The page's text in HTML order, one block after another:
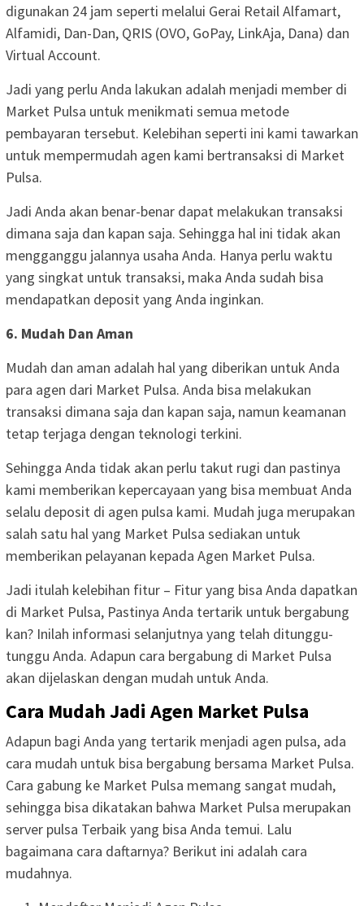
digunakan 24 jam seperti melalui Gerai Retail Alfamart,
Alfamidi, Dan-Dan, QRIS (OVO, GoPay, LinkAja, Dana) dan
Virtual Account.
Jadi yang perlu Anda lakukan adalah menjadi member di
Market Pulsa untuk menikmati semua metode
pembayaran tersebut. Kelebihan seperti ini kami tawarkan
untuk mempermudah agen kami bertransaksi di Market
Pulsa.
Jadi Anda akan benar-benar dapat melakukan transaksi
dimana saja dan kapan saja. Sehingga hal ini tidak akan
mengganggu jalannya usaha Anda. Hanya perlu waktu
yang singkat untuk transaksi, maka Anda sudah bisa
mendapatkan deposit yang Anda inginkan.
6. Mudah Dan Aman
Mudah dan aman adalah hal yang diberikan untuk Anda
para agen dari Market Pulsa. Anda bisa melakukan
transaksi dimana saja dan kapan saja, namun keamanan
tetap terjaga dengan teknologi terkini.
Sehingga Anda tidak akan perlu takut rugi dan pastinya
kami memberikan kepercayaan yang bisa membuat Anda
selalu deposit di agen pulsa kami. Mudah juga merupakan
salah satu hal yang Market Pulsa sediakan untuk
memberikan pelayanan kepada Agen Market Pulsa.
Jadi itulah kelebihan fitur – Fitur yang bisa Anda dapatkan
di Market Pulsa, Pastinya Anda tertarik untuk bergabung
kan? Inilah informasi selanjutnya yang telah ditunggu-
tunggu Anda. Adapun cara bergabung di Market Pulsa
akan dijelaskan dengan mudah untuk Anda.
Cara Mudah Jadi Agen Market Pulsa
Adapun bagi Anda yang tertarik menjadi agen pulsa, ada
cara mudah untuk bisa bergabung bersama Market Pulsa.
Cara gabung ke Market Pulsa memang sangat mudah,
sehingga bisa dikatakan bahwa Market Pulsa merupakan
server pulsa Terbaik yang bisa Anda temui. Lalu
bagaimana cara daftarnya? Berikut ini adalah cara
mudahnya.